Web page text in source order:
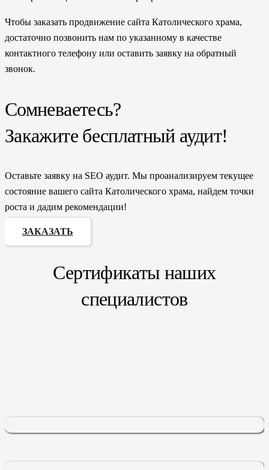
Чтобы заказать продвижение сайта Католического храма,
достаточно позвонить нам по указанному в качестве
контактного телефону или оставить заявку на обратный
звонок.
Сомневаетесь?
Закажите бесплатный аудит!
Оставьте заявку на SEO аудит. Мы проанализируем текущее
состояние вашего сайта Католического храма, найдем точки
роста и дадим рекомендации!
ЗАКАЗАТЬ
Сертификаты наших
специалистов